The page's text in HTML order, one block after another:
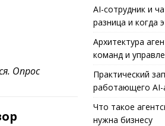
Опрос
AI-сотрудник и
разница и когда
Архитектура
команд и
Практический
работающего AI-
Что такое
нужна бизнесу